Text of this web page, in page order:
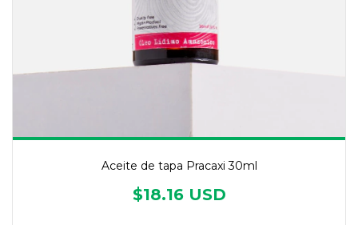
Aceite de tapa Pracaxi 30ml
$18.16 USD